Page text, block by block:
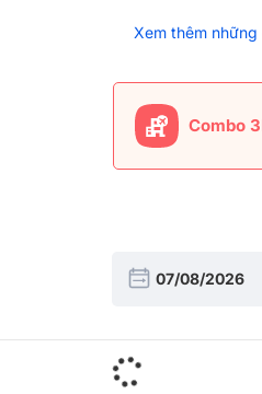
Xem thêm
Combo